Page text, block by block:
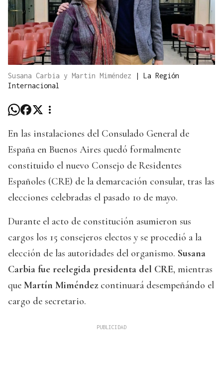
Susana Carbia y Martin Miméndez | La Región
Internacional
En las instalaciones del Consulado General de
España en Buenos Aires quedó formalmente
constituido el nuevo Consejo de Residentes
Españoles (CRE) de la demarcación consular, tras las
elecciones celebradas el pasado 10 de mayo.
Durante el acto de constitución asumieron sus
cargos los 15 consejeros electos y se procedió a la
elección de las autoridades del organismo. Susana
Carbia fue reelegida presidenta del CRE, mientras
que Martín Miméndez continuará desempeñándo el
cargo de secretario.